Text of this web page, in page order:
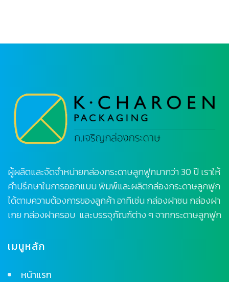
ผู้ผลิตและจัดจำหน่ายกล่องกระดาษลูกฟูกมากว่า 30 ปี เราให้
คำปรึกษาในการออกแบบ พิมพ์และผลิตกล่องกระดาษลูกฟูก
ได้ตามความต้องการของลูกค้า อาทิเช่น กล่องฝาชน กล่องฝา
เกย กล่องฝาครอบ และบรรจุภัณฑ์ต่าง ๆ จากกระดาษลูกฟูก
เมนูหลัก
หน้าแรก